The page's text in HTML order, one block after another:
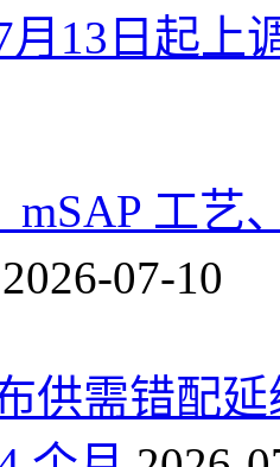
13日起上
mSAP 工艺
2026-07-10
供需错配